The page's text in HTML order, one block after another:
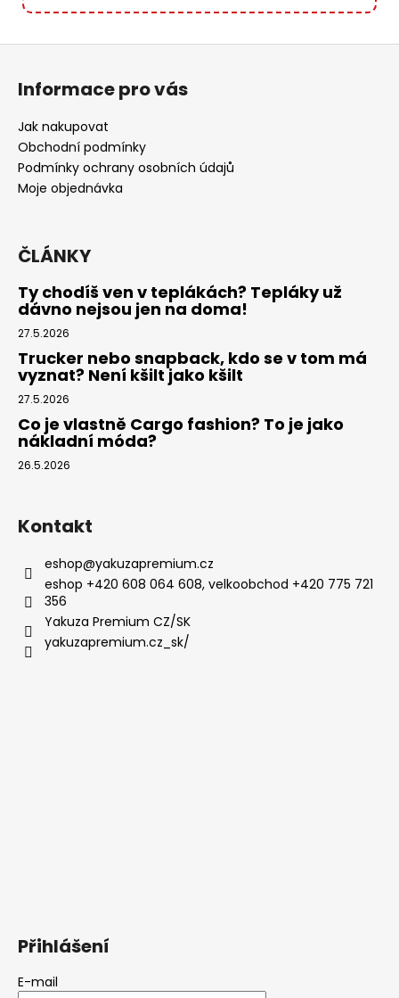
Informace pro vás
Jak nakupovat
Obchodní podmínky
Podmínky ochrany osobních údajů
Moje objednávka
ČLÁNKY
Ty chodíš ven v teplákách? Tepláky už
dávno nejsou jen na doma!
27.5.2026
Trucker nebo snapback, kdo se v tom má
vyznat? Není kšilt jako kšilt
27.5.2026
Co je vlastně Cargo fashion? To je jako
nákladní móda?
26.5.2026
Kontakt
eshop@yakuzapremium.cz
eshop +420 608 064 608, velkoobchod +420 775 721
356
Yakuza Premium CZ/SK
yakuzapremium.cz_sk/
Přihlášení
E-mail